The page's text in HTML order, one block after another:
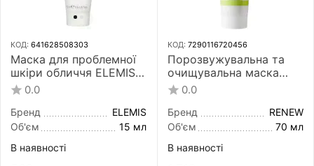
КОД: 641628508303
Маска для проблемної
шкіри обличчя ELEMIS
Herbal Lavender Repair
Mask 15 мл
0.0
Бренд
ELEMIS
Об'єм
15 мл
В наявності
КОД: 7290116720456
Порозвужувальна та
очищувальна маска
Renew Purifying Mask 70
мл
0.0
Бренд
RENEW
Об'єм
70 мл
В наявності